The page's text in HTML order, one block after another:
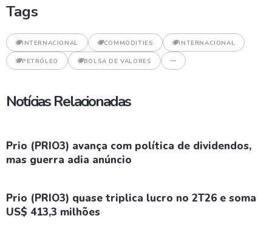
Tags
INTERNACIONAL COMMODITIES INTERNACIONAL
PETRÓLEO BOLSA DE VALORES
Notícias Relacionadas
Prio (PRIO3) avança com política de dividendos,
mas guerra adia anúncio
Prio (PRIO3) quase triplica lucro no 2T26 e soma
US$ 413,3 milhões